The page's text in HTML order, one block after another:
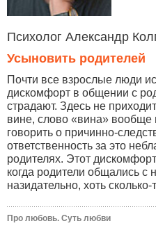
Психолог Александр
Усыновить родителей
Почти все взрослые люди
дискомфорт в общении с
страдают. Здесь не
вине, слово «вина» вообще
говорить о причинно-
ответственность за это
родителях. Этот
когда родители общались с
назидательно, хоть
Про любовь. Суть любви